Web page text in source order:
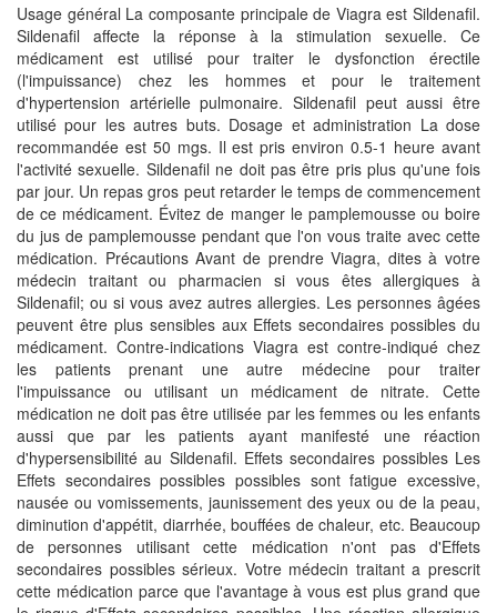
Usage général La composante principale de Viagra est Sildenafil.
Sildenafil affecte la réponse à la stimulation sexuelle. Ce
médicament est utilisé pour traiter le dysfonction érectile
(l'impuissance) chez les hommes et pour le traitement
d'hypertension artérielle pulmonaire. Sildenafil peut aussi être
utilisé pour les autres buts. Dosage et administration La dose
recommandée est 50 mgs. Il est pris environ 0.5-1 heure avant
l'activité sexuelle. Sildenafil ne doit pas être pris plus qu'une fois
par jour. Un repas gros peut retarder le temps de commencement
de ce médicament. Évitez de manger le pamplemousse ou boire
du jus de pamplemousse pendant que l'on vous traite avec cette
médication. Précautions Avant de prendre Viagra, dites à votre
médecin traitant ou pharmacien si vous êtes allergiques à
Sildenafil; ou si vous avez autres allergies. Les personnes âgées
peuvent être plus sensibles aux Effets secondaires possibles du
médicament. Contre-indications Viagra est contre-indiqué chez
les patients prenant une autre médecine pour traiter
l'impuissance ou utilisant un médicament de nitrate. Cette
médication ne doit pas être utilisée par les femmes ou les enfants
aussi que par les patients ayant manifesté une réaction
d'hypersensibilité au Sildenafil. Effets secondaires possibles Les
Effets secondaires possibles possibles sont fatigue excessive,
nausée ou vomissements, jaunissement des yeux ou de la peau,
diminution d'appétit, diarrhée, bouffées de chaleur, etc. Beaucoup
de personnes utilisant cette médication n'ont pas d'Effets
secondaires possibles sérieux. Votre médecin traitant a prescrit
cette médication parce que l'avantage à vous est plus grand que